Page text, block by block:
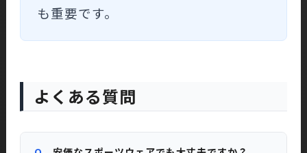
も重要です。
よくある質問